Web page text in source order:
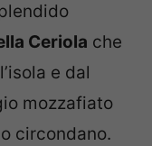
Ceriola che
e dal
mozzafiato
circondano.